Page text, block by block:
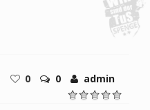
0 0 admin